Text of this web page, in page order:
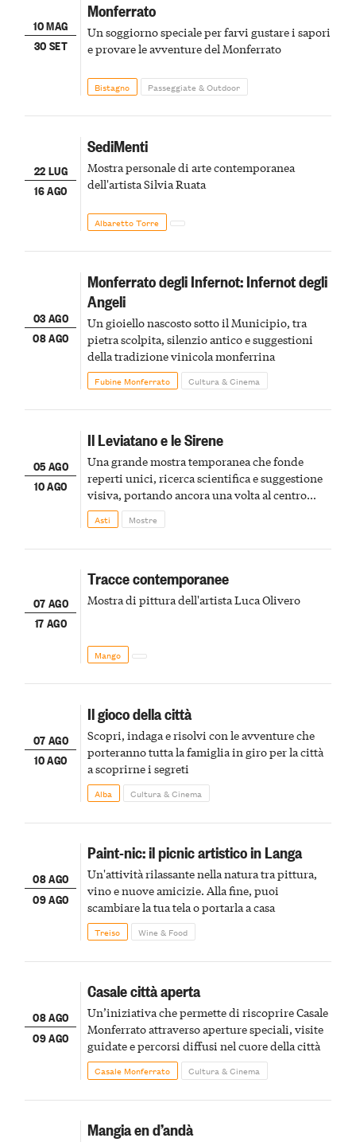
10 MAG
30 SET
Monferrato
Un soggiorno speciale per farvi gustare i sapori
e provare le avventure del Monferrato
Bistagno Passeggiate & Outdoor
22 LUG
16 AGO
SediMenti
Mostra personale di arte contemporanea
dell'artista Silvia Ruata
Albaretto Torre
03 AGO
08 AGO
Monferrato degli Infernot: Infernot degli
Angeli
Un gioiello nascosto sotto il Municipio, tra
pietra scolpita, silenzio antico e suggestioni
della tradizione vinicola monferrina
Fubine Monferrato Cultura & Cinema
05 AGO
10 AGO
Il Leviatano e le Sirene
Una grande mostra temporanea che fonde
reperti unici, ricerca scientifica e suggestione
visiva, portando ancora una volta al centro
della scena le meraviglie del passato astigiano
Asti Mostre
07 AGO
17 AGO
Tracce contemporanee
Mostra di pittura dell'artista Luca Olivero
Mango
07 AGO
10 AGO
Il gioco della città
Scopri, indaga e risolvi con le avventure che
porteranno tutta la famiglia in giro per la città
a scoprirne i segreti
Alba Cultura & Cinema
08 AGO
09 AGO
Paint-nic: il picnic artistico in Langa
Un'attività rilassante nella natura tra pittura,
vino e nuove amicizie. Alla fine, puoi
scambiare la tua tela o portarla a casa
Treiso Wine & Food
08 AGO
09 AGO
Casale città aperta
Un’iniziativa che permette di riscoprire Casale
Monferrato attraverso aperture speciali, visite
guidate e percorsi diffusi nel cuore della città
Casale Monferrato Cultura & Cinema
Mangia en d’andà